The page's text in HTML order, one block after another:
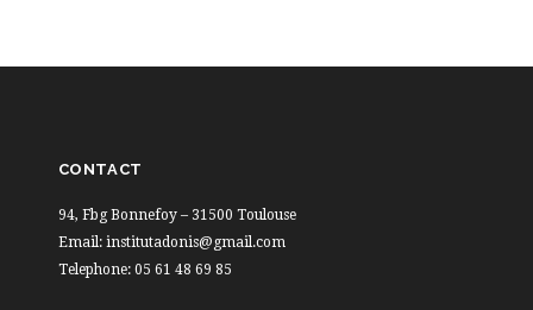
CONTACT
94, Fbg Bonnefoy – 31500 Toulouse
Email: institutadonis@gmail.com
Telephone: 05 61 48 69 85